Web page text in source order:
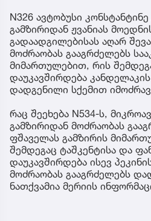
N326 ავტობუსი
გამზირიდან ჟვანიას
გადაადგილებისას აღარ
მოძრაობას გააგრძელებს
მიმართულებით, რის
დაუკავშირდება
დადგენილი სქემით
რაც შეეხება N534-ს,
გამზირიდან მოძრაობას
ფშაველას გამზირის
შემდეგაც ტაშკენტისა და
დაუკავშირდება ისევ
მოძრაობას გააგრძელებს
ნათქვამია მერიის